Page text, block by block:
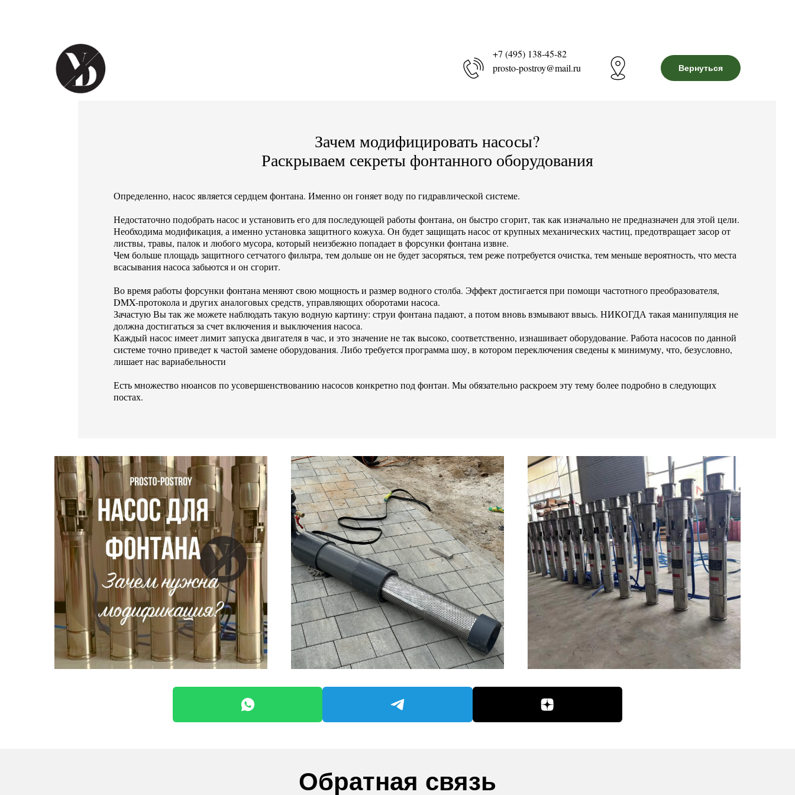
+7 (495) 138-45-82
prosto-postroy@mail.ru
Вернуться
Зачем модифицировать насосы?
Раскрываем секреты фонтанного оборудования
Определенно, насос является сердцем фонтана. Именно он гоняет воду по гидравлической системе.
Недостаточно подобрать насос и установить его для последующей работы фонтана, он быстро сгорит, так как изначально не предназначен для этой цели.
Необходима модификация, а именно установка защитного кожуха. Он будет защищать насос от крупных механических частиц, предотвращает засор от
листвы, травы, палок и любого мусора, который неизбежно попадает в форсунки фонтана извне.
Чем больше площадь защитного сетчатого фильтра, тем дольше он не будет засоряться, тем реже потребуется очистка, тем меньше вероятность, что места
всасывания насоса забьются и он сгорит.
Во время работы форсунки фонтана меняют свою мощность и размер водного столба. Эффект достигается при помощи частотного преобразователя,
DMX-протокола и других аналоговых средств, управляющих оборотами насоса.
Зачастую Вы так же можете наблюдать такую водную картину: струи фонтана падают, а потом вновь взмывают ввысь. НИКОГДА такая манипуляция не
должна достигаться за счет включения и выключения насоса.
Каждый насос имеет лимит запуска двигателя в час, и это значение не так высоко, соответственно, изнашивает оборудование. Работа насосов по данной
системе точно приведет к частой замене оборудования. Либо требуется программа шоу, в котором переключения сведены к минимуму, что, безусловно,
лишает нас вариабельности
Есть множество нюансов по усовершенствованию насосов конкретно под фонтан. Мы обязательно раскроем эту тему более подробно в следующих
постах.
Обратная связь